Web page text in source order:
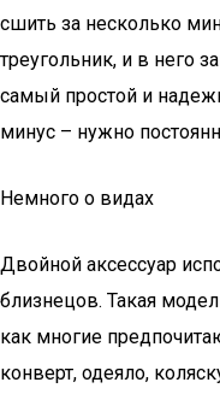
сшить за несколько
треугольник, и в него
самый простой и
минус – нужно
Немного о видах
Двойной аксессуар
близнецов. Такая
как многие
конверт, одеяло,